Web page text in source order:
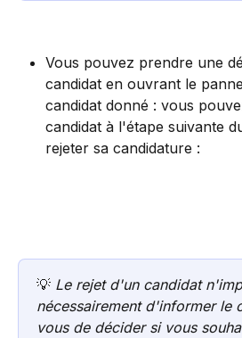
Vous pouvez prendre une
candidat en ouvrant le
candidat donné : vous
candidat à l'étape suivante
rejeter sa candidature :
💡 Le rejet d'un candidat
nécessairement d'informer le
vous de décider si vous